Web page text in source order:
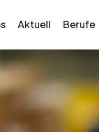
Aktuell Berufe